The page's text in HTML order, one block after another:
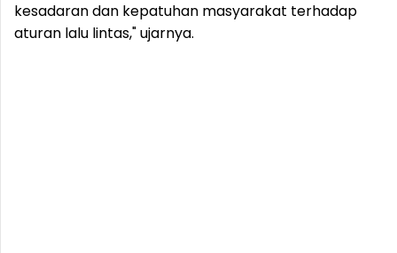
kesadaran dan kepatuhan masyarakat terhadap
aturan lalu lintas," ujarnya.